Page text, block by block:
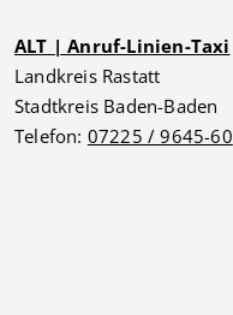
ALT | Anruf-Linien-Taxi
Landkreis Rastatt
Stadtkreis Baden-Baden
Telefon: 07225 / 9645-60